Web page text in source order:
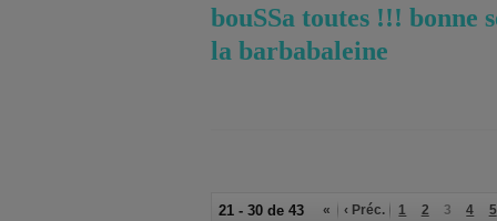
bouSSa toutes !!! bonne
la barbabaleine
21 - 30 de 43 « ‹ Préc. 1 2 3 4 5